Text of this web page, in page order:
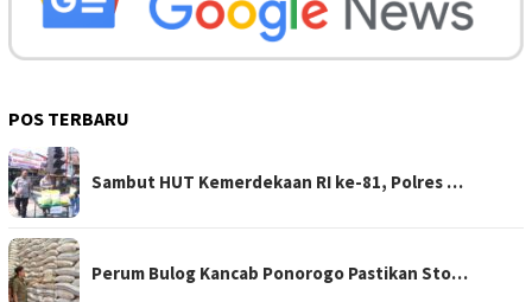
POS TERBARU
Sambut HUT Kemerdekaan RI ke-81, Polres …
Perum Bulog Kancab Ponorogo Pastikan Sto…